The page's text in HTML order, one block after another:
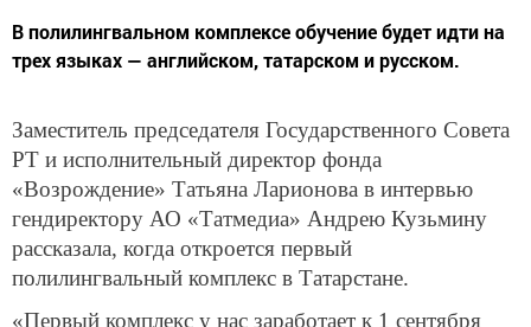
В полилингвальном комплексе обучение будет идти на
трех языках — английском, татарском и русском.
Заместитель председателя Государственного Совета
РТ и исполнительный директор фонда
«Возрождение» Татьяна Ларионова в интервью
гендиректору АО «Татмедиа» Андрею Кузьмину
рассказала, когда откроется первый
полилингвальный комплекс в Татарстане.
«Первый комплекс у нас заработает к 1 сентября